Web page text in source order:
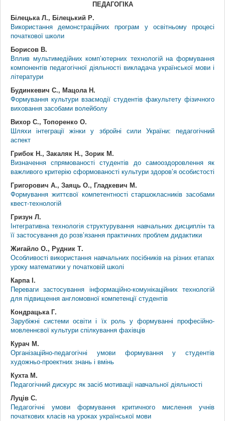
ПЕДАГОГІКА
Білецька Л., Білецький Р.
Використання демонстраційних програм у освітньому процесі
початкової школи
Борисов В.
Вплив мультимедійних комп’ютерних технологій на формування
компонентів педагогічної діяльності викладача української мови і
літератури
Будинкевич С., Мацола Н.
Формування культури взаємодії студентів факультету фізичного
виховання засобами волейболу
Вихор С., Топоренко О.
Шляхи інтеграції жінки у збройні сили України: педагогічний
аспект
Грибок Н., Закаляк Н., Зорик М.
Визначення спрямованості студентів до самооздоровлення як
важливого критерію cформованості культури здоров’я особистості
Григорович А., Заяць О., Гладкевич М.
Формування життєвої компетентності старшокласників засобами
квест-технологій
Гризун Л.
Інтегративна технологія структурування навчальних дисциплін та
її застосування до розв’язання практичних проблем дидактики
Жигайло О., Рудник Т.
Особливості використання навчальних посібників на різних етапах
уроку математики у початковій школі
Карпа І.
Переваги застосування інформаційно-комунікаційних технологій
для підвищення англомовної компетенції студентів
Кондрацька Г.
Зарубіжні системи освіти і їх роль у формуванні професійно-
мовленнєвої культури спілкування фахівців
Курач М.
Організаційно-педагогічні умови формування у студентів
художньо-проектних знань і вмінь
Кухта М.
Педагогічний дискурс як засіб мотивації навчальної діяльності
Луців С.
Педагогічні умови формування критичного мислення учнів
початкових класів на уроках української мови